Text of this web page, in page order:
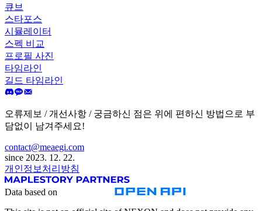
큐브
스타포스
시뮬레이터
스펙 비교
프로필 사진
타임라인
길드 타임라인
오류제보 / 개선사항 / 궁금하신 점은 위에 편하신 방법으로 부
담없이 남겨주세요!
contact@meaegi.com
since 2023. 12. 22.
개인정보처리방침
Data based on